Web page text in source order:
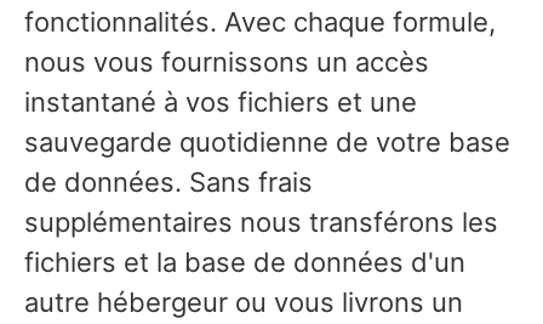
fonctionnalités. Avec chaque formule,
nous vous fournissons un accès
instantané à vos fichiers et une
sauvegarde quotidienne de votre base
de données. Sans frais
supplémentaires nous transférons les
fichiers et la base de données d'un
autre hébergeur ou vous livrons un